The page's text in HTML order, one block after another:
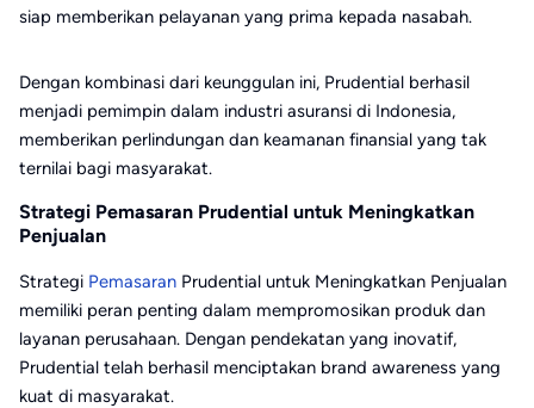
siap memberikan pelayanan yang prima kepada nasabah.
Dengan kombinasi dari keunggulan ini, Prudential berhasil
menjadi pemimpin dalam industri asuransi di Indonesia,
memberikan perlindungan dan keamanan finansial yang tak
ternilai bagi masyarakat.
Strategi Pemasaran Prudential untuk Meningkatkan
Penjualan
Strategi Pemasaran Prudential untuk Meningkatkan Penjualan
memiliki peran penting dalam mempromosikan produk dan
layanan perusahaan. Dengan pendekatan yang inovatif,
Prudential telah berhasil menciptakan brand awareness yang
kuat di masyarakat.